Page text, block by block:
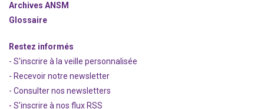
Archives ANSM
Glossaire
Restez informés
- S'inscrire à la veille personnalisée
- Recevoir notre newsletter
- Consulter nos newsletters
- S'inscrire à nos flux RSS